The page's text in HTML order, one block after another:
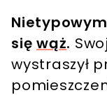
się wąż.
wystraszył